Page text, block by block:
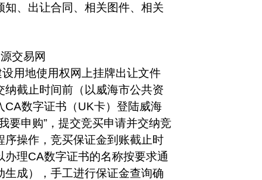
、出让合同、相关图件、相关
交易网
用地使用权网上挂牌出让文件
纳截止时间前（以威海市公共资
CA数字证书（UK卡）登陆威海
要申购”，提交竞买申请并交纳竞
操作，竞买保证金到账截止时
理CA数字证书的名称按要求通
成），手工进行保证金查询确